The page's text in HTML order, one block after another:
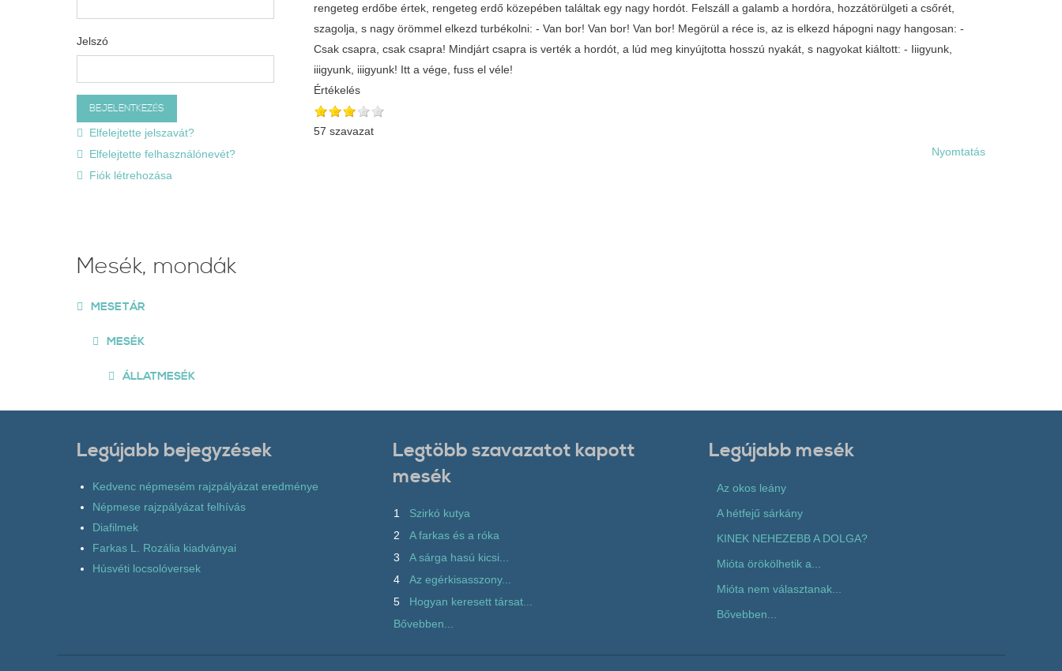
rengeteg erdőbe értek, rengeteg erdő közepében találtak egy nagy hordót. Felszáll a galamb a hordóra, hozzátörülgeti a csőrét,
szagolja, s nagy örömmel elkezd turbékolni: - Van bor! Van bor! Van bor! Megörül a réce is, az is elkezd hápogni nagy hangosan: -
Csak csapra, csak csapra! Mindjárt csapra is verték a hordót, a lúd meg kinyújtotta hosszú nyakát, s nagyokat kiáltott: - Iiigyunk,
iiigyunk, iiigyunk! Itt a vége, fuss el véle!
Értékelés
57 szavazat
Nyomtatás
Jelszó
Elfelejtette jelszavát?
Elfelejtette felhasználónevét?
Fiók létrehozása
Mesék, mondák
MESETÁR
MESÉK
ÁLLATMESÉK
Legújabb bejegyzések
Kedvenc népmesém rajzpályázat eredménye
Népmese rajzpályázat felhívás
Diafilmek
Farkas L. Rozália kiadványai
Húsvéti locsolóversek
Legtöbb szavazatot kapott
mesék
1
Szirkó kutya
2
A farkas és a róka
3
A sárga hasú kicsi...
4
Az egérkisasszony...
5
Hogyan keresett társat...
Bővebben...
Legújabb mesék
Az okos leány
A hétfejű sárkány
KINEK NEHEZEBB A DOLGA?
Mióta örökölhetik a...
Mióta nem választanak...
Bővebben...